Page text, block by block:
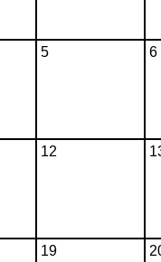
5 6
12
19